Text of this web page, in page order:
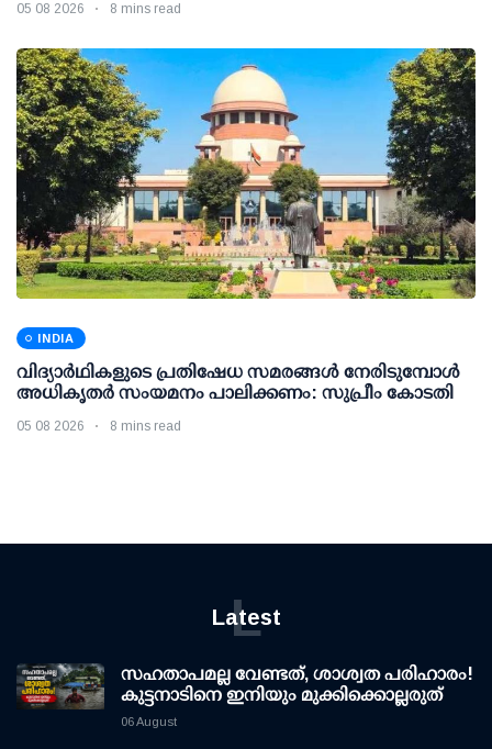
05 08 2026 8 mins read
INDIA
വിദ്യാര്‍ഥികളുടെ പ്രതിഷേധ സമരങ്ങള്‍ നേരിടുമ്പോള്‍
അധികൃതര്‍ സംയമനം പാലിക്കണം: സുപ്രീം കോടതി
05 08 2026 8 mins read
Latest
L
സഹതാപമല്ല വേണ്ടത്, ശാശ്വത പരിഹാരം!
കുട്ടനാടിനെ ഇനിയും മുക്കിക്കൊല്ലരുത്
06 August